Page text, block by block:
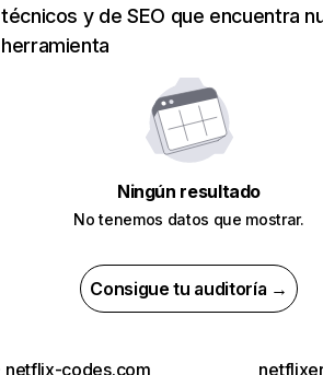
técnicos y de SEO que encuentra
herramienta
Ningún resultado
No tenemos datos que mostrar.
Consigue tu auditoría →
netflix-codes.com